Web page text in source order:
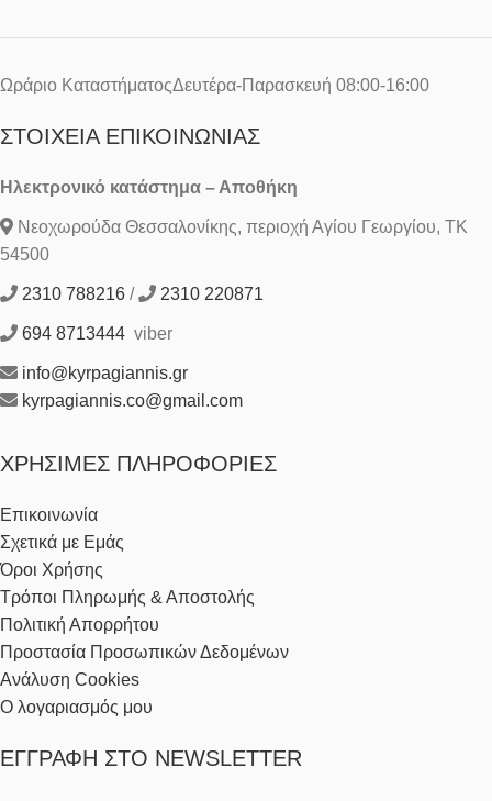
Ωράριο ΚαταστήματοςΔευτέρα-Παρασκευή 08:00-16:00
ΣΤΟΙΧΕΊΑ ΕΠΙΚΟΙΝΩΝΊΑΣ
Ηλεκτρονικό κατάστημα – Αποθήκη
Νεοχωρούδα Θεσσαλονίκης, περιοχή Αγίου Γεωργίου, ΤΚ
54500
2310 788216 / 2310 220871
694 8713444 viber
info@kyrpagiannis.gr
kyrpagiannis.co@gmail.com
ΧΡΉΣΙΜΕΣ ΠΛΗΡΟΦΟΡΊΕΣ
Επικοινωνία
Σχετικά με Εμάς
Όροι Χρήσης
Τρόποι Πληρωμής & Αποστολής
Πολιτική Απορρήτου
Προστασία Προσωπικών Δεδομένων
Ανάλυση Cookies
Ο λογαριασμός μου
ΕΓΓΡΑΦΉ ΣΤΟ NEWSLETTER